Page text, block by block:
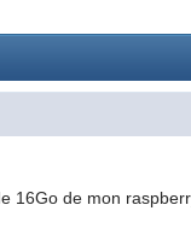
16Go de mon